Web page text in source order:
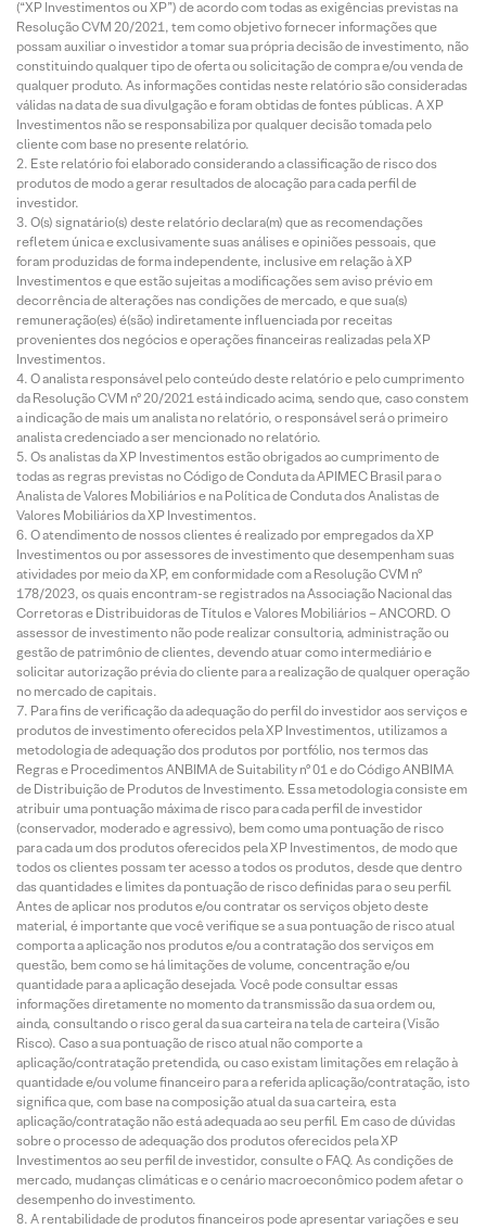
(“XP Investimentos ou XP”) de acordo com todas as exigências previstas na
Resolução CVM 20/2021, tem como objetivo fornecer informações que
possam auxiliar o investidor a tomar sua própria decisão de investimento, não
constituindo qualquer tipo de oferta ou solicitação de compra e/ou venda de
qualquer produto. As informações contidas neste relatório são consideradas
válidas na data de sua divulgação e foram obtidas de fontes públicas. A XP
Investimentos não se responsabiliza por qualquer decisão tomada pelo
cliente com base no presente relatório.
Este relatório foi elaborado considerando a classificação de risco dos
produtos de modo a gerar resultados de alocação para cada perfil de
investidor.
O(s) signatário(s) deste relatório declara(m) que as recomendações
refletem única e exclusivamente suas análises e opiniões pessoais, que
foram produzidas de forma independente, inclusive em relação à XP
Investimentos e que estão sujeitas a modificações sem aviso prévio em
decorrência de alterações nas condições de mercado, e que sua(s)
remuneração(es) é(são) indiretamente influenciada por receitas
provenientes dos negócios e operações financeiras realizadas pela XP
Investimentos.
O analista responsável pelo conteúdo deste relatório e pelo cumprimento
da Resolução CVM nº 20/2021 está indicado acima, sendo que, caso constem
a indicação de mais um analista no relatório, o responsável será o primeiro
analista credenciado a ser mencionado no relatório.
Os analistas da XP Investimentos estão obrigados ao cumprimento de
todas as regras previstas no Código de Conduta da APIMEC Brasil para o
Analista de Valores Mobiliários e na Política de Conduta dos Analistas de
Valores Mobiliários da XP Investimentos.
O atendimento de nossos clientes é realizado por empregados da XP
Investimentos ou por assessores de investimento que desempenham suas
atividades por meio da XP, em conformidade com a Resolução CVM nº
178/2023, os quais encontram-se registrados na Associação Nacional das
Corretoras e Distribuidoras de Títulos e Valores Mobiliários – ANCORD. O
assessor de investimento não pode realizar consultoria, administração ou
gestão de patrimônio de clientes, devendo atuar como intermediário e
solicitar autorização prévia do cliente para a realização de qualquer operação
no mercado de capitais.
Para fins de verificação da adequação do perfil do investidor aos serviços e
produtos de investimento oferecidos pela XP Investimentos, utilizamos a
metodologia de adequação dos produtos por portfólio, nos termos das
Regras e Procedimentos ANBIMA de Suitability nº 01 e do Código ANBIMA
de Distribuição de Produtos de Investimento. Essa metodologia consiste em
atribuir uma pontuação máxima de risco para cada perfil de investidor
(conservador, moderado e agressivo), bem como uma pontuação de risco
para cada um dos produtos oferecidos pela XP Investimentos, de modo que
todos os clientes possam ter acesso a todos os produtos, desde que dentro
das quantidades e limites da pontuação de risco definidas para o seu perfil.
Antes de aplicar nos produtos e/ou contratar os serviços objeto deste
material, é importante que você verifique se a sua pontuação de risco atual
comporta a aplicação nos produtos e/ou a contratação dos serviços em
questão, bem como se há limitações de volume, concentração e/ou
quantidade para a aplicação desejada. Você pode consultar essas
informações diretamente no momento da transmissão da sua ordem ou,
ainda, consultando o risco geral da sua carteira na tela de carteira (Visão
Risco). Caso a sua pontuação de risco atual não comporte a
aplicação/contratação pretendida, ou caso existam limitações em relação à
quantidade e/ou volume financeiro para a referida aplicação/contratação, isto
significa que, com base na composição atual da sua carteira, esta
aplicação/contratação não está adequada ao seu perfil. Em caso de dúvidas
sobre o processo de adequação dos produtos oferecidos pela XP
Investimentos ao seu perfil de investidor, consulte o FAQ. As condições de
mercado, mudanças climáticas e o cenário macroeconômico podem afetar o
desempenho do investimento.
A rentabilidade de produtos financeiros pode apresentar variações e seu